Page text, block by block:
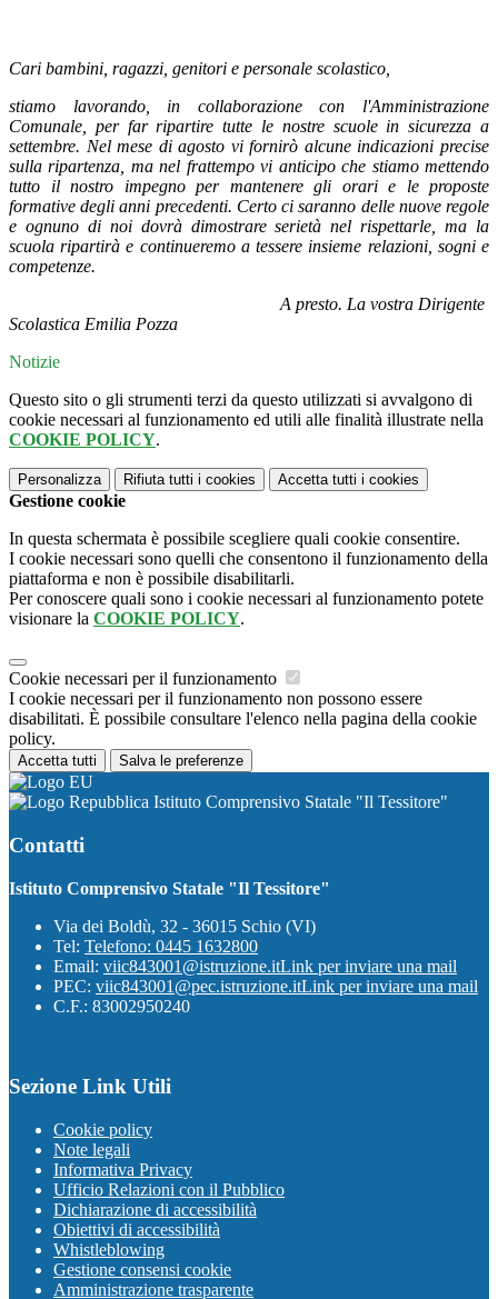
Cari bambini, ragazzi, genitori e personale scolastico,
stiamo lavorando, in collaborazione con l'Amministrazione
Comunale, per far ripartire tutte le nostre scuole in sicurezza a
settembre. Nel mese di agosto vi fornirò alcune indicazioni precise
sulla ripartenza, ma nel frattempo vi anticipo che stiamo mettendo
tutto il nostro impegno per mantenere gli orari e le proposte
formative degli anni precedenti. Certo ci saranno delle nuove regole
e ognuno di noi dovrà dimostrare serietà nel rispettarle, ma la
scuola ripartirà e continueremo a tessere insieme relazioni, sogni e
competenze.
A presto. La vostra Dirigente
Scolastica Emilia Pozza
Notizie
Questo sito o gli strumenti terzi da questo utilizzati si avvalgono di
cookie necessari al funzionamento ed utili alle finalità illustrate nella
COOKIE POLICY.
Personalizza Rifiuta tutti i cookies Accetta tutti i cookies
Gestione cookie
In questa schermata è possibile scegliere quali cookie consentire.
I cookie necessari sono quelli che consentono il funzionamento della
piattaforma e non è possibile disabilitarli.
Per conoscere quali sono i cookie necessari al funzionamento potete
visionare la COOKIE POLICY.
Cookie necessari per il funzionamento
I cookie necessari per il funzionamento non possono essere
disabilitati. È possibile consultare l'elenco nella pagina della cookie
policy.
Accetta tutti Salva le preferenze
Istituto Comprensivo Statale "Il Tessitore"
Contatti
Istituto Comprensivo Statale "Il Tessitore"
Via dei Boldù, 32 - 36015 Schio (VI)
Tel: Telefono: 0445 1632800
Email: viic843001@istruzione.itLink per inviare una mail
PEC: viic843001@pec.istruzione.itLink per inviare una mail
C.F.: 83002950240
Sezione Link Utili
Cookie policy
Note legali
Informativa Privacy
Ufficio Relazioni con il Pubblico
Dichiarazione di accessibilità
Obiettivi di accessibilità
Whistleblowing
Gestione consensi cookie
Amministrazione trasparente